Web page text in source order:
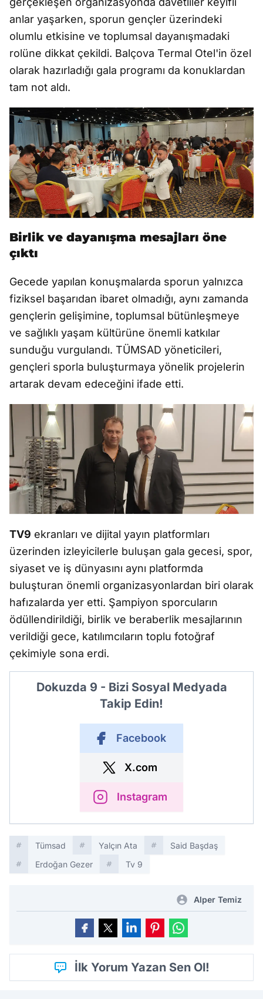
anlar yaşarken, sporun gençler üzerindeki
olumlu etkisine ve toplumsal dayanışmadaki
rolüne dikkat çekildi. Balçova Termal Otel'in özel
olarak hazırladığı gala programı da konuklardan
tam not aldı.
Birlik ve dayanışma mesajları öne
çıktı
Gecede yapılan konuşmalarda sporun yalnızca
fiziksel başarıdan ibaret olmadığı, aynı zamanda
gençlerin gelişimine, toplumsal bütünleşmeye
ve sağlıklı yaşam kültürüne önemli katkılar
sunduğu vurgulandı. TÜMSAD yöneticileri,
gençleri sporla buluşturmaya yönelik projelerin
artarak devam edeceğini ifade etti.
TV9 ekranları ve dijital yayın platformları
üzerinden izleyicilerle buluşan gala gecesi, spor,
siyaset ve iş dünyasını aynı platformda
buluşturan önemli organizasyonlardan biri olarak
hafızalarda yer etti. Şampiyon sporcuların
ödüllendirildiği, birlik ve beraberlik mesajlarının
verildiği gece, katılımcıların toplu fotoğraf
çekimiyle sona erdi.
Dokuzda 9 - Bizi Sosyal Medyada
Takip Edin!
Facebook
X.com
Instagram
Tümsad Yalçın Ata
Said Başdaş
Erdoğan Gezer
Tv 9
Alper Temiz
İlk Yorum Yazan Sen Ol!